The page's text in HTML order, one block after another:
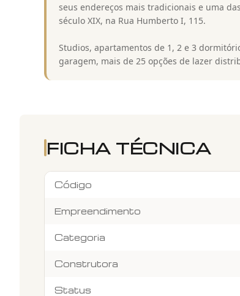
seus endereços mais tradicionais e uma
século XIX, na Rua Humberto I, 115.
Studios, apartamentos de 1, 2 e 3
garagem, mais de 25 opções de lazer
FICHA TÉCNICA
Código
Empreendimento
Categoria
Construtora
Status